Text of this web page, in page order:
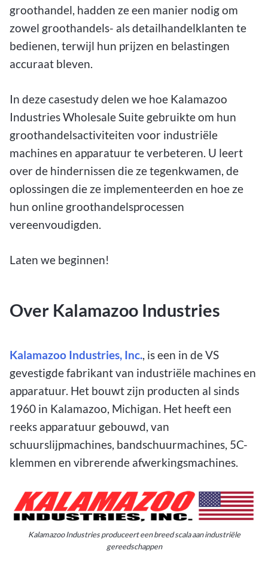
groothandel, hadden ze een manier nodig om
zowel groothandels- als detailhandelklanten te
bedienen, terwijl hun prijzen en belastingen
accuraat bleven.
In deze casestudy delen we hoe Kalamazoo
Industries Wholesale Suite gebruikte om hun
groothandelsactiviteiten voor industriële
machines en apparatuur te verbeteren. U leert
over de hindernissen die ze tegenkwamen, de
oplossingen die ze implementeerden en hoe ze
hun online groothandelsprocessen
vereenvoudigden.
Laten we beginnen!
Over Kalamazoo Industries
Kalamazoo Industries, Inc. , is een in de VS
gevestigde fabrikant van industriële machines en
apparatuur. Het bouwt zijn producten al sinds
1960 in Kalamazoo, Michigan. Het heeft een
reeks apparatuur gebouwd, van
schuurslijpmachines, bandschuurmachines, 5C-
klemmen en vibrerende afwerkingsmachines.
Kalamazoo Industries produceert een breed scala aan industriële
gereedschappen